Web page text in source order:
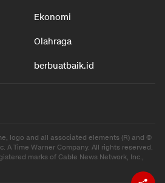
Ekonomi
Olahraga
berbuatbaik.id
logo and all associated elements (R) and ©
A Time Warner Company. All rights reserved.
marks of Cable News Network, Inc.,